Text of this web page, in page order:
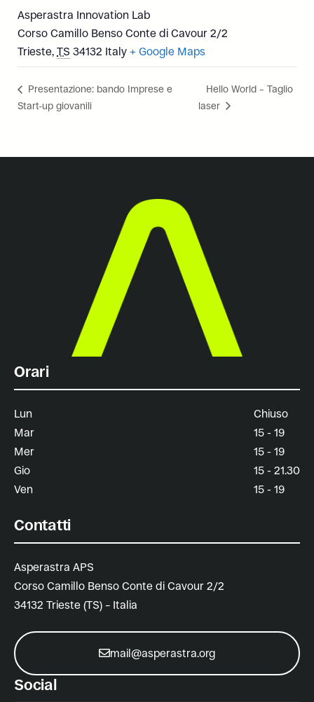
Asperastra Innovation Lab
Corso Camillo Benso Conte di Cavour 2/2
Trieste, TS 34132 Italy + Google Maps
Presentazione: bando Imprese e
Start-up giovanili
Hello World – Taglio
laser
Orari
Lun
Mar
Mer
Gio
Ven
Chiuso
15 - 19
15 - 19
15 - 21.30
15 - 19
Contatti
Asperastra APS
Corso Camillo Benso Conte di Cavour 2/2
34132 Trieste (TS) – Italia
mail@asperastra.org
Social